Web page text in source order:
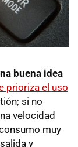
buena idea
prioriza el uso
si no
velocidad
muy
y